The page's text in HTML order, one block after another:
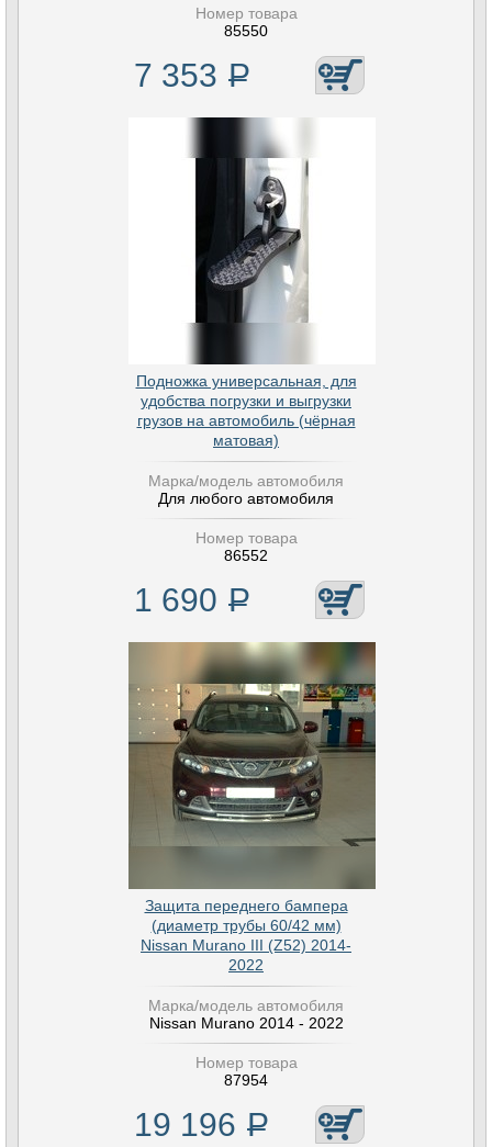
Номер товара
85550
7 353 Р
Подножка универсальная, для
удобства погрузки и выгрузки
грузов на автомобиль (чёрная
матовая)
Марка/модель автомобиля
Для любого автомобиля
Номер товара
86552
1 690 Р
Защита переднего бампера
(диаметр трубы 60/42 мм)
Nissan Murano III (Z52) 2014-
2022
Марка/модель автомобиля
Nissan Murano 2014 - 2022
Номер товара
87954
19 196 Р